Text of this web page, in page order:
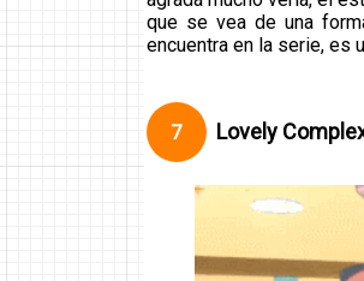
que se vea de una
encuentra en la serie, es
7 Lovely